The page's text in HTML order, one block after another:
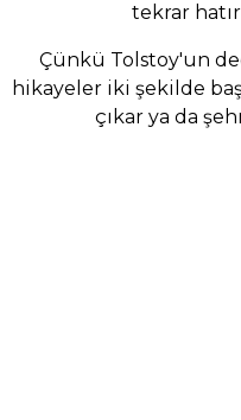
tekrar
Çünkü Tolstoy'un
hikayeler iki şekilde
çıkar ya da